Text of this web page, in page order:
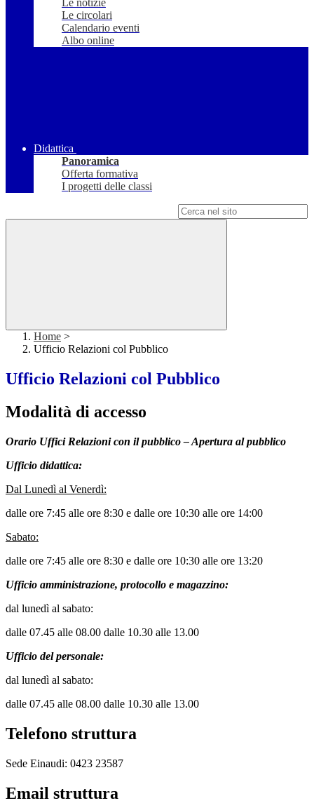
Le notizie
Le circolari
Calendario eventi
Albo online
Didattica
Panoramica
Offerta formativa
I progetti delle classi
Home >
Ufficio Relazioni col Pubblico
Ufficio Relazioni col Pubblico
Modalità di accesso
Orario Uffici Relazioni con il pubblico – Apertura al pubblico
Ufficio didattica:
Dal Lunedì al Venerdì:
dalle ore 7:45 alle ore 8:30 e dalle ore 10:30 alle ore 14:00
Sabato:
dalle ore 7:45 alle ore 8:30 e dalle ore 10:30 alle ore 13:20
Ufficio amministrazione, protocollo e magazzino:
dal lunedì al sabato:
dalle 07.45 alle 08.00 dalle 10.30 alle 13.00
Ufficio del personale:
dal lunedì al sabato:
dalle 07.45 alle 08.00 dalle 10.30 alle 13.00
Telefono struttura
Sede Einaudi: 0423 23587
Email struttura